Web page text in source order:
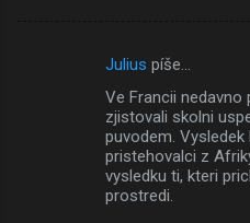
Julius píše…
Ve Francii nedavno
zjistovali skolni
puvodem.
pristehovalci z
vysledku ti, kteri
prostredi.